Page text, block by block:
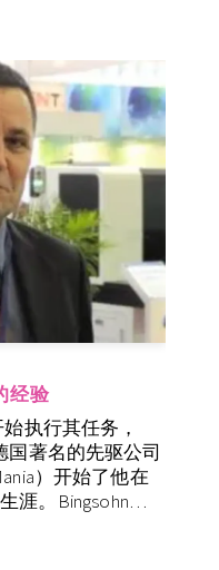
经验
执行其任务，
国著名的先驱公司
）开始了他在
涯。Bingsohn…